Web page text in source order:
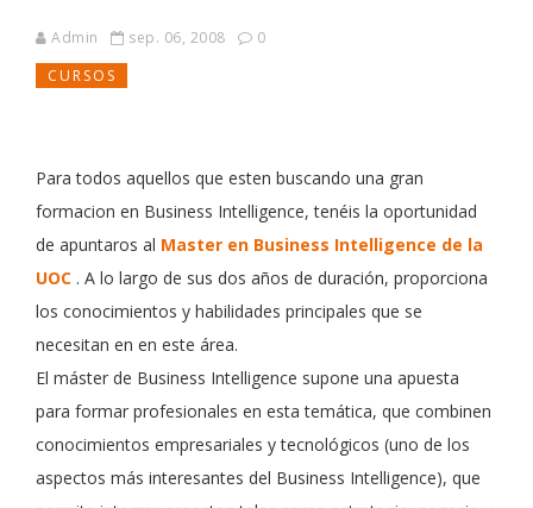
Admin sep. 06, 2008
0
CURSOS
Para todos aquellos que esten buscando una gran
formacion en Business Intelligence, tenéis la oportunidad
de apuntaros al Master en Business Intelligence de la
UOC . A lo largo de sus dos años de duración, proporciona
los conocimientos y habilidades principales que se
necesitan en en este área.
El máster de Business Intelligence supone una apuesta
para formar profesionales en esta temática, que combinen
conocimientos empresariales y tecnológicos (uno de los
aspectos más interesantes del Business Intelligence), que